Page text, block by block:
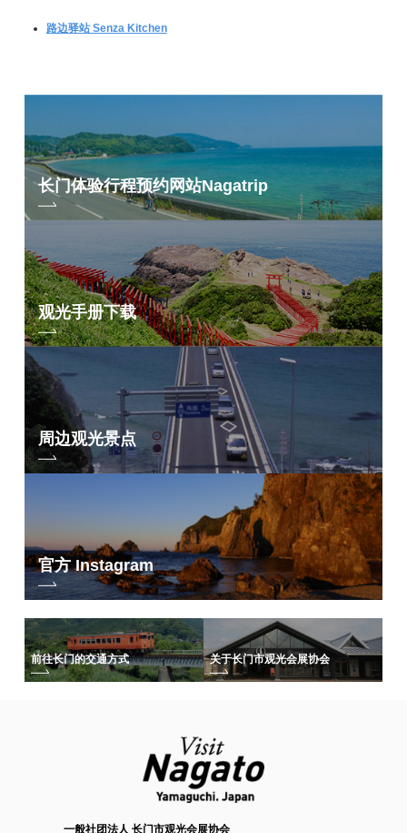
路边驿站 Senza Kitchen
长门体验行程预约网站Nagatrip
观光手册下载
周边观光景点
官方 Instagram
前往长门的交通方式 关于长门市观光会展协会
一般社团法人 长门市观光会展协会